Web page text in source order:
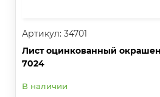
Артикул: 34701
Лист оцинкованный
7024
В наличии